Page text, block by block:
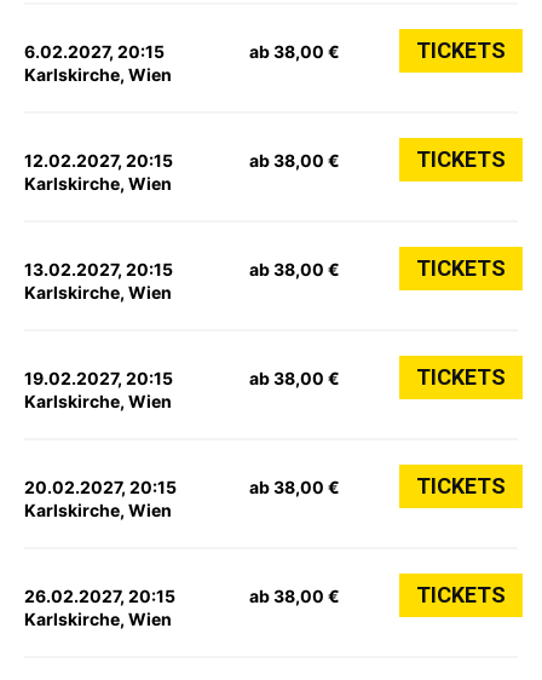
6.02.2027, 20:15
Karlskirche, Wien
ab 38,00 € TICKETS
12.02.2027, 20:15
Karlskirche, Wien
ab 38,00 € TICKETS
13.02.2027, 20:15
Karlskirche, Wien
ab 38,00 € TICKETS
19.02.2027, 20:15
Karlskirche, Wien
ab 38,00 € TICKETS
20.02.2027, 20:15
Karlskirche, Wien
ab 38,00 € TICKETS
26.02.2027, 20:15
Karlskirche, Wien
ab 38,00 € TICKETS